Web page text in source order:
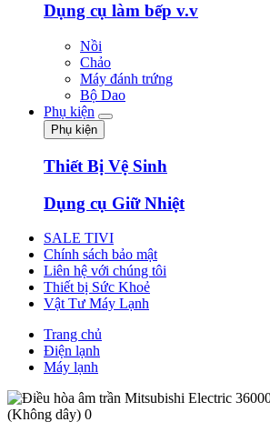
Dụng cụ làm bếp v.v
Nồi
Chảo
Máy đánh trứng
Bộ Dao
Phụ kiện
Phụ kiện
Thiết Bị Vệ Sinh
Dụng cụ Giữ Nhiệt
SALE TIVI
Chính sách bảo mật
Liên hệ với chúng tôi
Thiết bị Sức Khoẻ
Vật Tư Máy Lạnh
Trang chủ
Điện lạnh
Máy lạnh